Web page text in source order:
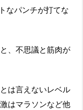
なパンチが打てな
、不思議と筋肉が
は言えないレベル
はマラソンなど他